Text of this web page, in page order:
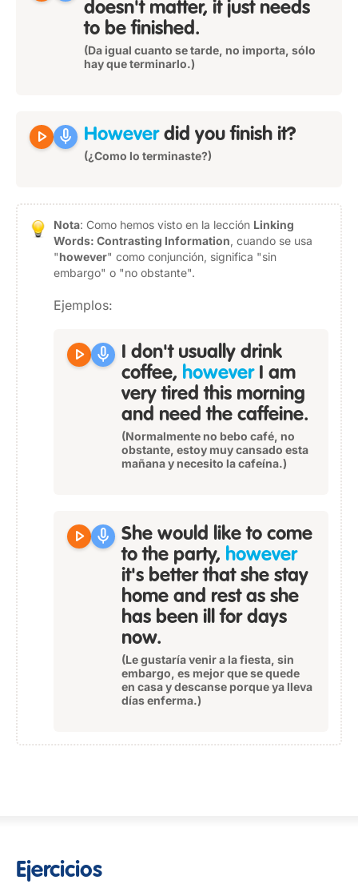
doesn't matter, it just needs
to be finished.
(Da igual cuanto se tarde, no importa, sólo
hay que terminarlo.)
play_arrow mic Howeverdid you finish it?
(¿Como lo terminaste?)
Nota: Como hemos visto en la lección Linking
Words: Contrasting Information, cuando se usa
"however" como conjunción, significa "sin
embargo" o "no obstante".
Ejemplos:
play_arrow mic I don't usually drink
coffee, howeverI am
very tired this morning
and need the caffeine.
(Normalmente no bebo café, no
obstante, estoy muy cansado esta
mañana y necesito la cafeína.)
play_arrow mic She would like to come
to the party, however
it's better that she stay
home and rest as she
has been ill for days
now.
(Le gustaría venir a la fiesta, sin
embargo, es mejor que se quede
en casa y descanse porque ya lleva
días enferma.)
Ejercicios